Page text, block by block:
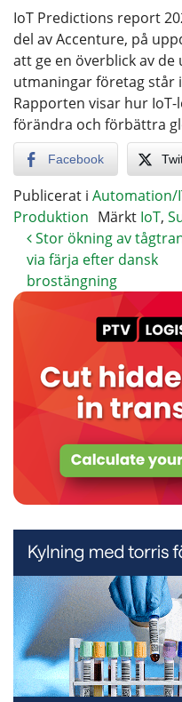
IoT Predictions report
del av Accenture, på
att ge en överblick av de
utmaningar företag står
Rapporten visar hur
förändra och förbättra
Facebook
Publicerat i Automation/
Produktion Märkt IoT,
Stor ökning av
via färja efter dansk
brostängning